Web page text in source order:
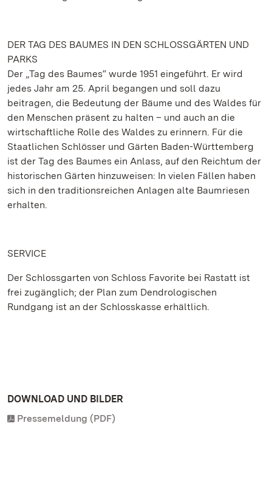
DER TAG DES BAUMES IN DEN SCHLOSSGÄRTEN UND
PARKS
Der „Tag des Baumes“ wurde 1951 eingeführt. Er wird
jedes Jahr am 25. April begangen und soll dazu
beitragen, die Bedeutung der Bäume und des Waldes für
den Menschen präsent zu halten – und auch an die
wirtschaftliche Rolle des Waldes zu erinnern. Für die
Staatlichen Schlösser und Gärten Baden-Württemberg
ist der Tag des Baumes ein Anlass, auf den Reichtum der
historischen Gärten hinzuweisen: In vielen Fällen haben
sich in den traditionsreichen Anlagen alte Baumriesen
erhalten.
SERVICE
Der Schlossgarten von Schloss Favorite bei Rastatt ist
frei zugänglich; der Plan zum Dendrologischen
Rundgang ist an der Schlosskasse erhältlich.
DOWNLOAD UND BILDER
Pressemeldung (PDF)